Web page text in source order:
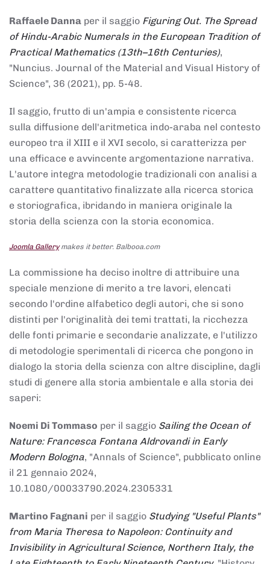
Raffaele Danna per il saggio Figuring Out. The Spread
of Hindu-Arabic Numerals in the European Tradition of
Practical Mathematics (13th–16th Centuries),
"Nuncius. Journal of the Material and Visual History of
Science", 36 (2021), pp. 5-48.
Il saggio, frutto di un'ampia e consistente ricerca
sulla diffusione dell'aritmetica indo-araba nel contesto
europeo tra il XIII e il XVI secolo, si caratterizza per
una efficace e avvincente argomentazione narrativa.
L'autore integra metodologie tradizionali con analisi a
carattere quantitativo finalizzate alla ricerca storica
e storiografica, ibridando in maniera originale la
storia della scienza con la storia economica.
Joomla Gallerymakes it better. Balbooa.com
La commissione ha deciso inoltre di attribuire una
speciale menzione di merito a tre lavori, elencati
secondo l'ordine alfabetico degli autori, che si sono
distinti per l'originalità dei temi trattati, la ricchezza
delle fonti primarie e secondarie analizzate, e l'utilizzo
di metodologie sperimentali di ricerca che pongono in
dialogo la storia della scienza con altre discipline, dagli
studi di genere alla storia ambientale e alla storia dei
saperi:
Noemi Di Tommaso per il saggio Sailing the Ocean of
Nature: Francesca Fontana Aldrovandi in Early
Modern Bologna, "Annals of Science", pubblicato online
il 21 gennaio 2024,
10.1080/00033790.2024.2305331
Martino Fagnani per il saggio Studying "Useful Plants"
from Maria Theresa to Napoleon: Continuity and
Invisibility in Agricultural Science, Northern Italy, the